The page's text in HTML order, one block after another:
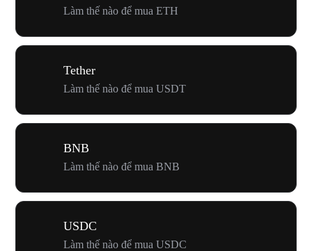
Làm thế nào để mua ETH
Tether
Làm thế nào để mua USDT
BNB
Làm thế nào để mua BNB
USDC
Làm thế nào để mua USDC